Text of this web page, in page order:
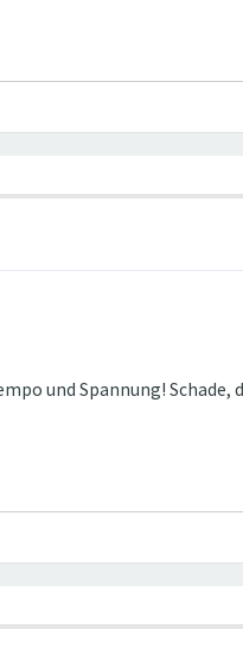
und Spannung! Schade,